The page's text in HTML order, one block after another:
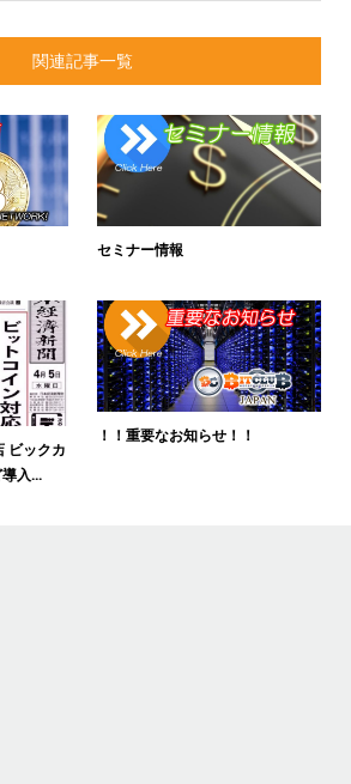
関連記事一覧
セミナー情報
ビックカ
入...
！！重要なお知らせ！！